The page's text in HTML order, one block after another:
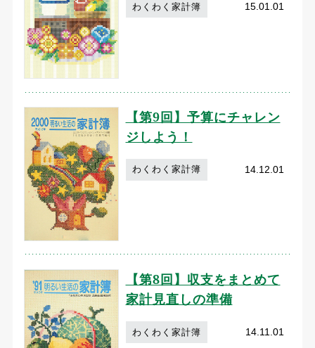
わくわく家計簿 15.01.01
【第9回】予算にチャレン
ジしよう！
わくわく家計簿 14.12.01
【第8回】収支をまとめて
家計見直しの準備
わくわく家計簿 14.11.01